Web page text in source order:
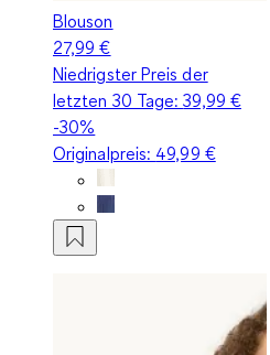
Blouson
27,99 €
Niedrigster Preis der
letzten 30 Tage:39,99 €
-30%
Originalpreis: 49,99 €